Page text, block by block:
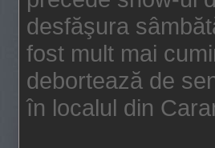
desfăşura
fost mult mai
debortează de
în localul din